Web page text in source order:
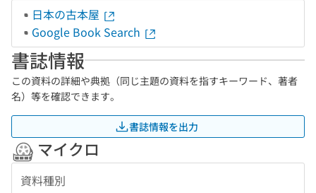
日本の古本屋
Google Book Search
書誌情報
この資料の詳細や典拠（同じ主題の資料を指すキーワード、著者
名）等を確認できます。
書誌情報を出力
マイクロ
資料種別